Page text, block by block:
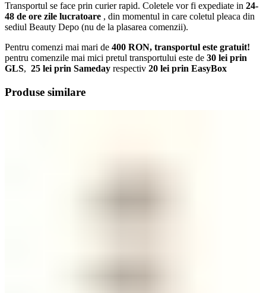
Transportul se face prin curier rapid. Coletele vor fi expediate in 24-
48 de ore zile lucratoare , din momentul in care coletul pleaca din
sediul Beauty Depo (nu de la plasarea comenzii).
Pentru comenzi mai mari de 400 RON, transportul este gratuit!
pentru comenzile mai mici pretul transportului este de 30 lei prin
GLS, 25 lei prin Sameday respectiv 20 lei prin EasyBox
Produse similare